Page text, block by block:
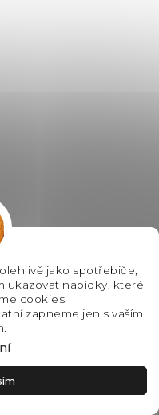
jako spotřebiče,
ukazovat nabídky, které
cookies.
zapneme jen s vaším
DŮVĚRA
350 truhlářů a kuchyňských
nám svěřuje své realizace.